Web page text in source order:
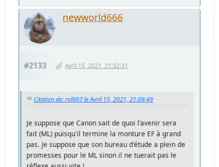
newworld666
#2133 Avril 15, 2021, 21:32:31
Citation de: rol007 le Avril 15, 2021, 21:09:49
Je suppose que Canon sait de quoi l'avenir sera
fait (ML) puisqu'il termine la monture EF à grand
pas. Je suppose que son bureau d'étude a plein de
promesses pour le ML sinon il ne tuerait pas le